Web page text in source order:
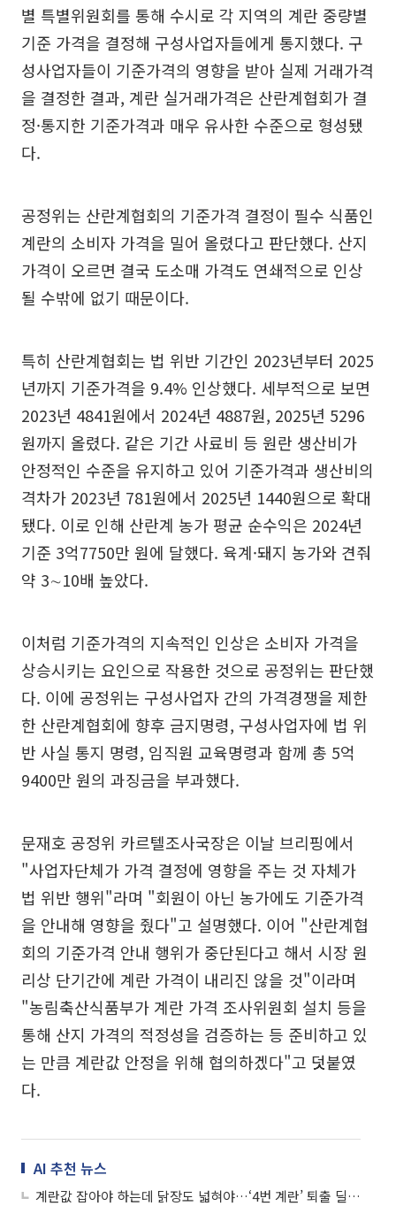
별 특별위원회를 통해 수시로 각 지역의 계란 중량별
기준 가격을 결정해 구성사업자들에게 통지했다. 구
성사업자들이 기준가격의 영향을 받아 실제 거래가격
을 결정한 결과, 계란 실거래가격은 산란계협회가 결
정·통지한 기준가격과 매우 유사한 수준으로 형성됐
다.
공정위는 산란계협회의 기준가격 결정이 필수 식품인
계란의 소비자 가격을 밀어 올렸다고 판단했다. 산지
가격이 오르면 결국 도소매 가격도 연쇄적으로 인상
될 수밖에 없기 때문이다.
특히 산란계협회는 법 위반 기간인 2023년부터 2025
년까지 기준가격을 9.4% 인상했다. 세부적으로 보면
2023년 4841원에서 2024년 4887원, 2025년 5296
원까지 올렸다. 같은 기간 사료비 등 원란 생산비가
안정적인 수준을 유지하고 있어 기준가격과 생산비의
격차가 2023년 781원에서 2025년 1440원으로 확대
됐다. 이로 인해 산란계 농가 평균 순수익은 2024년
기준 3억7750만 원에 달했다. 육계·돼지 농가와 견줘
약 3∼10배 높았다.
이처럼 기준가격의 지속적인 인상은 소비자 가격을
상승시키는 요인으로 작용한 것으로 공정위는 판단했
다. 이에 공정위는 구성사업자 간의 가격경쟁을 제한
한 산란계협회에 향후 금지명령, 구성사업자에 법 위
반 사실 통지 명령, 임직원 교육명령과 함께 총 5억
9400만 원의 과징금을 부과했다.
문재호 공정위 카르텔조사국장은 이날 브리핑에서
"사업자단체가 가격 결정에 영향을 주는 것 자체가
법 위반 행위"라며 "회원이 아닌 농가에도 기준가격
을 안내해 영향을 줬다"고 설명했다. 이어 "산란계협
회의 기준가격 안내 행위가 중단된다고 해서 시장 원
리상 단기간에 계란 가격이 내리진 않을 것"이라며
"농림축산식품부가 계란 가격 조사위원회 설치 등을
통해 산지 가격의 적정성을 검증하는 등 준비하고 있
는 만큼 계란값 안정을 위해 협의하겠다"고 덧붙였
다.
AI 추천 뉴스
계란값 잡아야 하는데 닭장도 넓혀야…‘4번 계란’ 퇴출 딜레마